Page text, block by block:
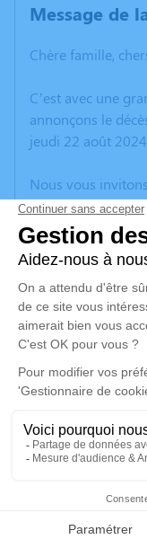
Faire-part
Message de
Chère famille,
C’est avec une
annonçons le
jeudi 22 août 2024
Nous vous
vos
anecdote ou
poèmes ou des
d'expression
Louis LAMBERT.
Cérémonie
Temple de
Vignes du